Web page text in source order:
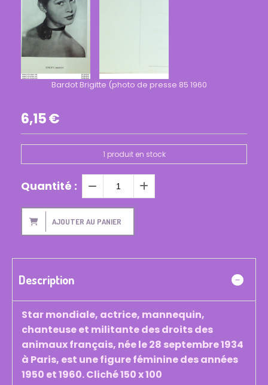
Bardot Brigitte (photo de presse 85 1960
6,15€
1 produit en stock
Quantité :
AJOUTER AU PANIER
Description
Star mondiale, actrice, mannequin,
chanteuse et militante des droits des
animaux français, née le 28 septembre 1934
à Paris, est une figure féminine des années
1950 et 1960. Cliché 150 x 100